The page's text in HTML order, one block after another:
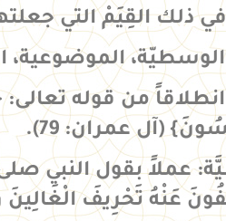
ذلك القِيَمْ التي
الوسطيّة، الموضوعية،
من قوله تعالى:
(آل عمران: 79).
: عملاً بقول النبي
عَنْهُ تَحْرِيفَ الْغَالِينَ